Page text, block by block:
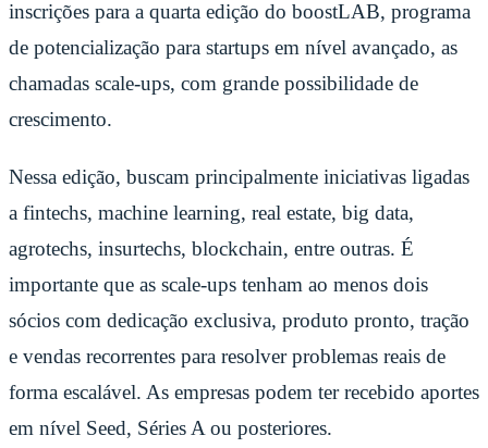
inscrições para a quarta edição do boostLAB, programa
de potencialização para startups em nível avançado, as
chamadas scale-ups, com grande possibilidade de
crescimento.
Nessa edição, buscam principalmente iniciativas ligadas
a fintechs, machine learning, real estate, big data,
agrotechs, insurtechs, blockchain, entre outras. É
importante que as scale-ups tenham ao menos dois
sócios com dedicação exclusiva, produto pronto, tração
e vendas recorrentes para resolver problemas reais de
forma escalável. As empresas podem ter recebido aportes
em nível Seed, Séries A ou posteriores.